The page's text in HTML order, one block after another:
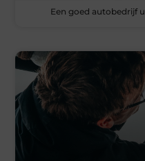
Een goed autobedrijf